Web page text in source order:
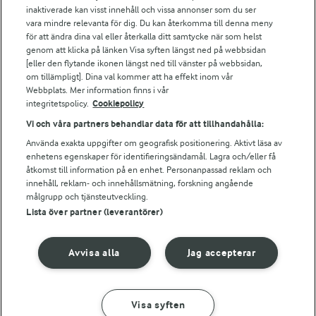
Arla webbshop
Bildbank
Följ oss
© 2026 Arla Foods
Integritetspolicy
inaktiverade kan visst innehåll och vissa annonser som du ser
vara mindre relevanta för dig. Du kan återkomma till denna meny
för att ändra dina val eller återkalla ditt samtycke när som helst
genom att klicka på länken Visa syften längst ned på webbsidan
[eller den flytande ikonen längst ned till vänster på webbsidan,
om tillämpligt]. Dina val kommer att ha effekt inom vår
Webbplats. Mer information finns i vår
integritetspolicy. Cookiepolicy
Vi och våra partners behandlar data för att tillhandahålla:
Använda exakta uppgifter om geografisk positionering. Aktivt läsa av
enhetens egenskaper för identifieringsändamål. Lagra och/eller få
åtkomst till information på en enhet. Personanpassad reklam och
innehåll, reklam- och innehållsmätning, forskning angående
målgrupp och tjänsteutveckling.
Lista över partner (leverantörer)
Jag accepterar
Avvisa alla
Visa syften